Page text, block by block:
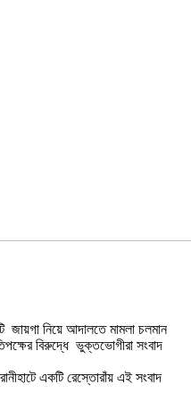
জায়গা নিয়ে আদালতে মামলা চলমান
বিরুদ্ধে ভুক্তভোগীরা সংবাদ
একটি রেস্তোরাঁয় এই সংবাদ